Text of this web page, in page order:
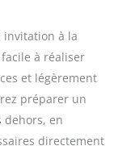
invitation à la
à réaliser
et légèrement
préparer un
dehors, en
directement